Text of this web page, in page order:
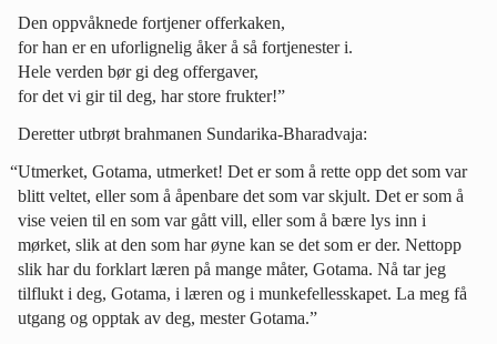
Den oppvåknede fortjener offerkaken,
for han er en uforlignelig åker å så fortjenester i.
Hele verden bør gi deg offergaver,
for det vi gir til deg, har store frukter!”
Deretter utbrøt brahmanen Sundarika-Bharadvaja:
“Utmerket, Gotama, utmerket! Det er som å rette opp det som var
blitt veltet, eller som å åpenbare det som var skjult. Det er som å
vise veien til en som var gått vill, eller som å bære lys inn i
mørket, slik at den som har øyne kan se det som er der. Nettopp
slik har du forklart læren på mange måter, Gotama. Nå tar jeg
tilflukt i deg, Gotama, i læren og i munkefellesskapet. La meg få
utgang og opptak av deg, mester Gotama.”